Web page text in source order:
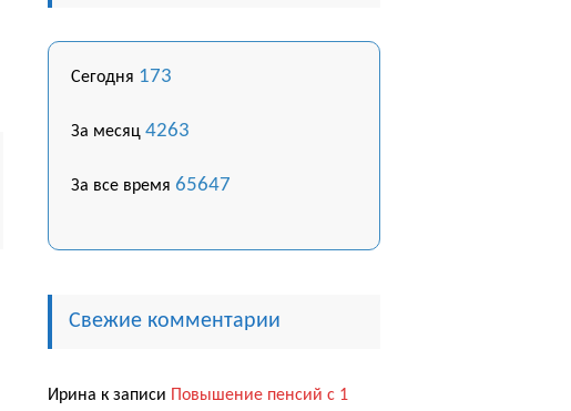
Сегодня 173
За месяц 4263
За все время 65647
Свежие комментарии
Ирина к записи
Повышение пенсий с 1